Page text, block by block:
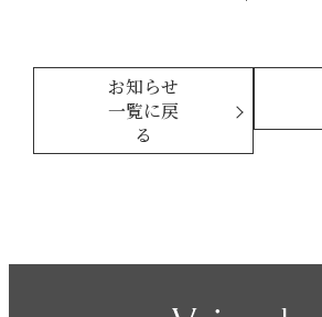
お知らせ
一覧に戻
る